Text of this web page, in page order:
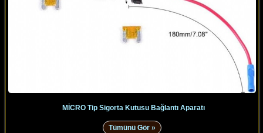
MİCRO Tip Sigorta Kutusu Bağlantı Aparatı
Tümünü Gör »